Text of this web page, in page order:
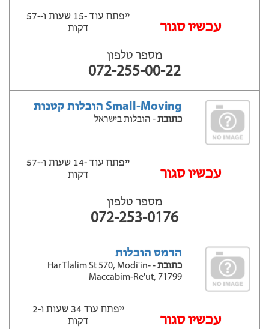
‫עכשיו סגור
ייפתח עוד -15 שעות ‫ו--57
דקות
מספר טלפון
072-255-00-22
Small-Moving הובלות קטנות
כתובת- הובלות בישראל
‫עכשיו סגור
ייפתח עוד -14 שעות ‫ו--57
דקות
מספר טלפון
072-253-0176
הרמס הובלות
כתובת
- Har Tlalim St 570, Modi'in-
Maccabim-Re'ut, 71799
עכשיו סגור
ייפתח עוד 34 שעות ‫ו-2
דקות